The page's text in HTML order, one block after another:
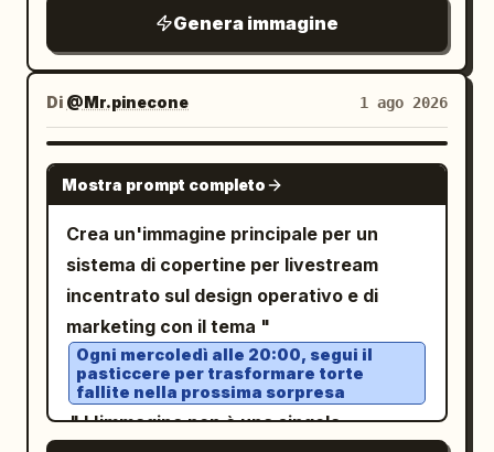
white high heels. She wears a bright
coral orange sleeveless cropped vest
with matching high-waisted mini skirt,
plus a teal scarf tied at the neck and a
small black lavalier microphone on her
chest. Her right hand holds a thin silver
pointer angled toward the weather map
behind her; her left arm rests naturally
by her side. The studio is glossy and
luxurious, with warm golden bokeh
lights, reflective gold floor, soft
spotlights, and a curved modern TV set.
On the right side, place a large curved
digital screen showing a blue ocean map
Genera immagine
Di @Mr.pinecone 1 ago 2026
GPT IMAGE 2
Mostra prompt completo
Crea un'immagine principale per un
sistema di copertine per livestream
incentrato sul design operativo e di
marketing con il tema "
Ogni mercoledì alle 20:00, segui il
pasticcere per trasformare torte
fallite nella prossima sorpresa
." L'immagine non è una singola